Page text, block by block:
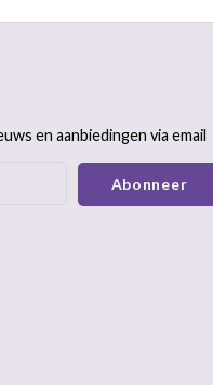
en aanbiedingen via email
Abonneer